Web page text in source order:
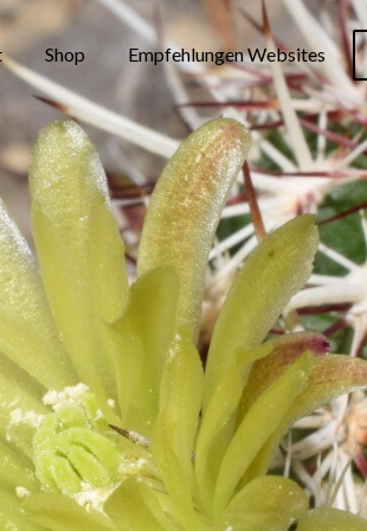
Shop Empfehlungen Websites